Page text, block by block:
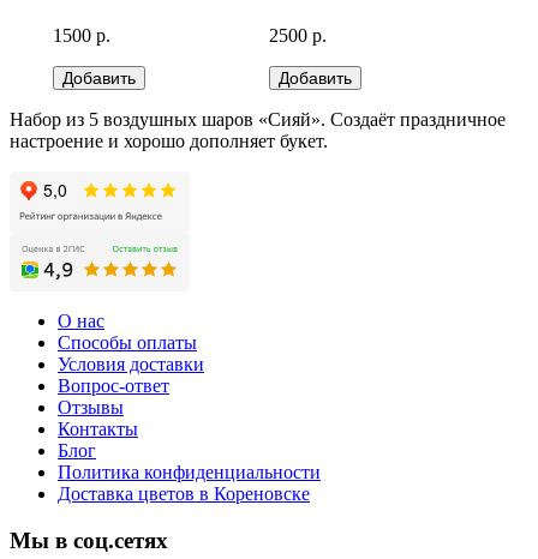
1500 р. 2500 р.
Набор из 5 воздушных шаров «Сияй». Создаёт праздничное
настроение и хорошо дополняет букет.
О нас
Способы оплаты
Условия доставки
Вопрос-ответ
Отзывы
Контакты
Блог
Политика конфиденциальности
Доставка цветов в Кореновске
Мы в соц.сетях